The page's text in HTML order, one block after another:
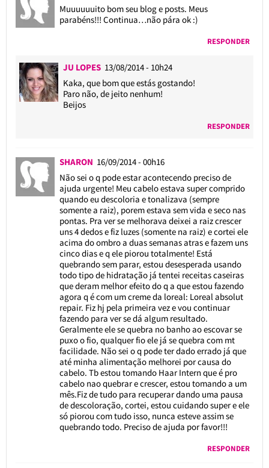
Muuuuuuito bom seu blog e posts. Meus
parabéns!!! Continua…não pára ok :)
RESPONDER
JU LOPES 13/08/2014 - 10h24
Kaka, que bom que estás gostando!
Paro não, de jeito nenhum!
Beijos
RESPONDER
SHARON 16/09/2014 - 00h16
Não sei o q pode estar acontecendo preciso de
ajuda urgente! Meu cabelo estava super comprido
quando eu descoloria e tonalizava (sempre
somente a raiz), porem estava sem vida e seco nas
pontas. Pra ver se melhorava deixei a raiz crescer
uns 4 dedos e fiz luzes (somente na raiz) e cortei ele
acima do ombro a duas semanas atras e fazem uns
cinco dias e q ele piorou totalmente! Está
quebrando sem parar, estou desesperada usando
todo tipo de hidratação já tentei receitas caseiras
que deram melhor efeito do q a que estou fazendo
agora q é com um creme da loreal: Loreal absolut
repair. Fiz hj pela primeira vez e vou continuar
fazendo para ver se dá algum resultado.
Geralmente ele se quebra no banho ao escovar se
puxo o fio, qualquer fio ele já se quebra com mt
facilidade. Não sei o q pode ter dado errado já que
até minha alimentação melhorei por causa do
cabelo. Tb estou tomando Haar Intern que é pro
cabelo nao quebrar e crescer, estou tomando a um
mês.Fiz de tudo para recuperar dando uma pausa
de descoloração, cortei, estou cuidando super e ele
só piorou com tudo isso, nunca esteve assim se
quebrando todo. Preciso de ajuda por favor!!!
RESPONDER